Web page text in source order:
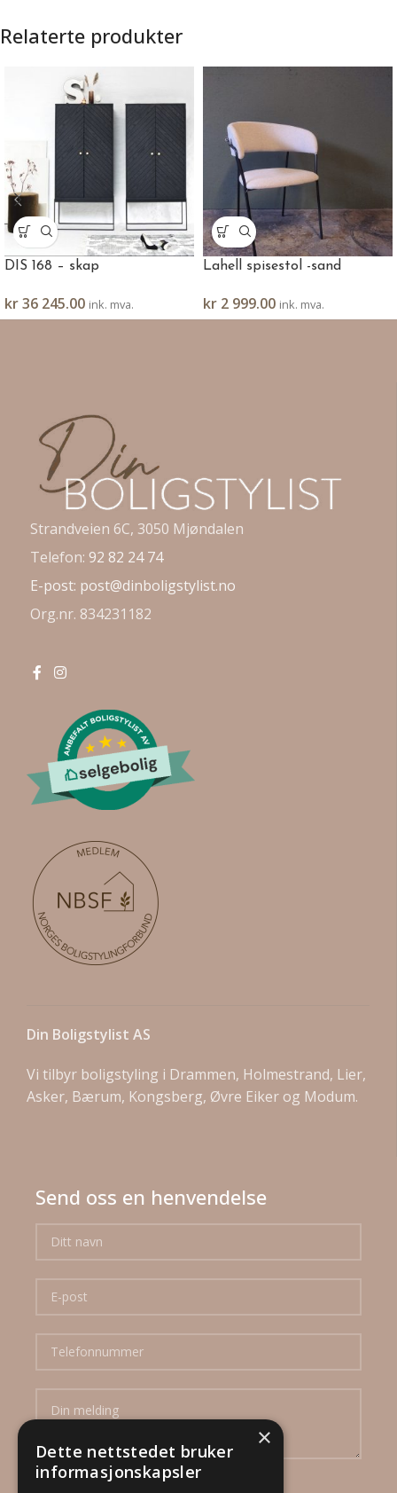
Relaterte produkter
DIS 168 – skap
kr36 245.00 ink. mva.
Lahell spisestol -sand
kr 2 999.00 ink. mva.
Strandveien 6C, 3050 Mjøndalen
Telefon: 92 82 24 74
E-post: post@dinboligstylist.no
Org.nr. 834231182
Din Boligstylist AS
Vi tilbyr boligstyling i Drammen, Holmestrand, Lier,
Asker, Bærum, Kongsberg, Øvre Eiker og Modum.
Send oss en henvendelse
×
Dette nettstedet bruker
informasjonskapsler